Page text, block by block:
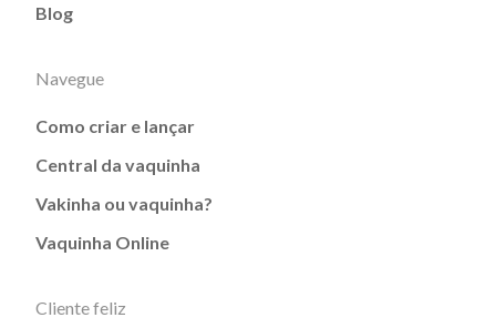
Blog
Navegue
Como criar e lançar
Central da vaquinha
Vakinha ou vaquinha?
Vaquinha Online
Cliente feliz